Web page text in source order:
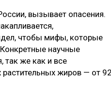
вызывает опасения.
чтобы мифы, которые
научные
так же как и все
растительных жиров — от